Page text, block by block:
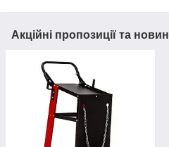
Акційні пропозиції та